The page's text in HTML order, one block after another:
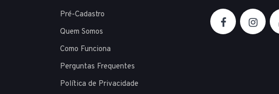
Pré-Cadastro
Quem Somos
Como Funciona
Perguntas Frequentes
Política de Privacidade